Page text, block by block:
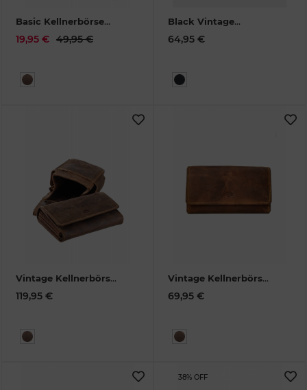
Basic Kellnerbörse
darkbrown 1784-22
19,95 € 49,95 €
Black Vintage
Kellnerbörse Leder
1785-BL-20
64,95 €
Vintage Kellnerbörse
+ Tasche extra strong
Leder
119,95 €
Vintage Kellnerbörse
extra strong
Rindleder
69,95 €
38% OFF